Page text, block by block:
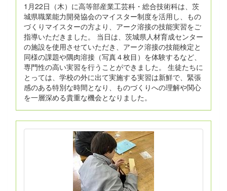
1月22日（木）に高等部産業工芸科・総合技術科は、茨
城県職業能力開発協会のマイスター制度を活用し、もの
づくりマイスターの方より、アーク溶接の技能実習をご
指導いただきました。 当日は、茨城県人材育成センター
の施設を使用させていただき、アーク溶接の技能検定と
同様の課題や隅肉溶接（写真４枚目）を体験するなど、
専門性の高い実習を行うことができました。 生徒たちに
とっては、学校の外に出て実施する実習は新鮮で、緊張
感のある特別な時間となり、ものづくりへの理解や関心
を一層深める貴重な機会となりました。